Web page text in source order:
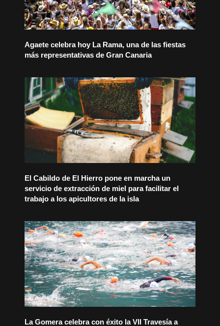
Agaete celebra hoy La Rama, una de las fiestas
más representativas de Gran Canaria
El Cabildo de El Hierro pone en marcha un
servicio de extracción de miel para facilitar el
trabajo a los apicultores de la isla
La Gomera celebra con éxito la VII Travesía a